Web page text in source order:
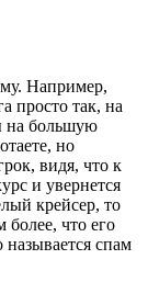
Например,
просто так, на
на большую
но
видя, что к
и увернется
крейсер, то
более, что его
спам